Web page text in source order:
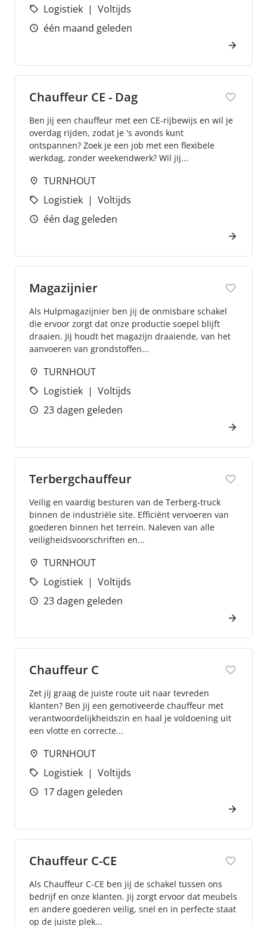
Logistiek
Voltijds
één maand geleden
Chauffeur CE - Dag
Ben jij een chauffeur met een CE-rijbewijs en wil je
overdag rijden, zodat je 's avonds kunt
ontspannen? Zoek je een job met een flexibele
werkdag, zonder weekendwerk? Wil jij...
TURNHOUT
Logistiek
Voltijds
één dag geleden
Magazijnier
Als Hulpmagazijnier ben jij de onmisbare schakel
die ervoor zorgt dat onze productie soepel blijft
draaien. Jij houdt het magazijn draaiende, van het
aanvoeren van grondstoffen...
TURNHOUT
Logistiek
Voltijds
23 dagen geleden
Terbergchauffeur
Veilig en vaardig besturen van de Terberg-truck
binnen de industriële site. Efficiënt vervoeren van
goederen binnen het terrein. Naleven van alle
veiligheidsvoorschriften en...
TURNHOUT
Logistiek
Voltijds
23 dagen geleden
Chauffeur C
Zet jij graag de juiste route uit naar tevreden
klanten? Ben jij een gemotiveerde chauffeur met
verantwoordelijkheidszin en haal je voldoening uit
een vlotte en correcte...
TURNHOUT
Logistiek
Voltijds
17 dagen geleden
Chauffeur C-CE
Als Chauffeur C-CE ben jij de schakel tussen ons
bedrijf en onze klanten. Jij zorgt ervoor dat meubels
en andere goederen veilig, snel en in perfecte staat
op de juiste plek...